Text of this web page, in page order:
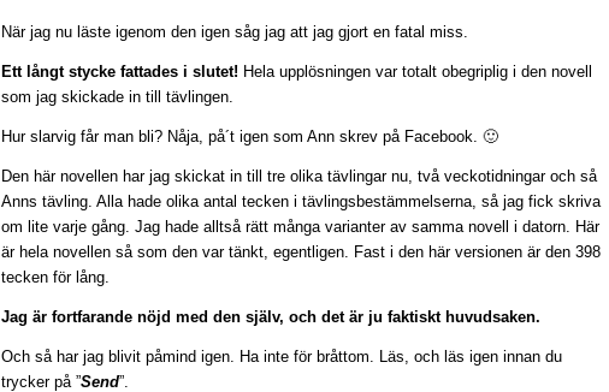
När jag nu läste igenom den igen såg jag att jag gjort en fatal miss.
Ett långt stycke fattades i slutet! Hela upplösningen var totalt obegriplig i den novell
som jag skickade in till tävlingen.
Hur slarvig får man bli? Nåja, på´t igen som Ann skrev på Facebook. 🙂
Den här novellen har jag skickat in till tre olika tävlingar nu, två veckotidningar och så
Anns tävling. Alla hade olika antal tecken i tävlingsbestämmelserna, så jag fick skriva
om lite varje gång. Jag hade alltså rätt många varianter av samma novell i datorn. Här
är hela novellen så som den var tänkt, egentligen. Fast i den här versionen är den 398
tecken för lång.
Jag är fortfarande nöjd med den själv, och det är ju faktiskt huvudsaken.
Och så har jag blivit påmind igen. Ha inte för bråttom. Läs, och läs igen innan du
trycker på ”Send”.